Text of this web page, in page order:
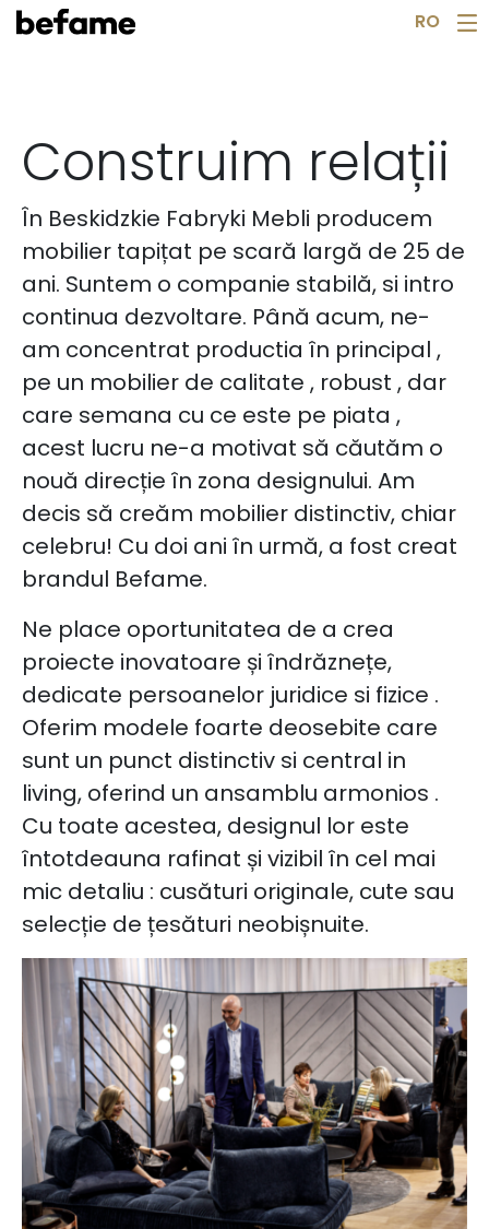
Skip
to
RO
Aranjamente
Ce este nou
Construim relații
În Beskidzkie Fabryki Mebli producem
mobilier tapițat pe scară largă de 25 de
ani. Suntem o companie stabilă, si intro
continua dezvoltare. Până acum, ne-
am concentrat productia în principal ,
pe un mobilier de calitate , robust , dar
care semana cu ce este pe piata ,
acest lucru ne-a motivat să căutăm o
nouă direcție în zona designului. Am
decis să creăm mobilier distinctiv, chiar
celebru! Cu doi ani în urmă, a fost creat
brandul Befame.
Ne place oportunitatea de a crea
proiecte inovatoare și îndrăznețe,
dedicate persoanelor juridice si fizice .
Oferim modele foarte deosebite care
sunt un punct distinctiv si central in
living, oferind un ansamblu armonios .
Cu toate acestea, designul lor este
întotdeauna rafinat și vizibil în cel mai
mic detaliu : cusături originale, cute sau
selecție de țesături neobișnuite.